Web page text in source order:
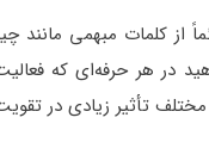
از کلمات مبهمی مانند
در هر حرفه‌ای که
تأثیر زیادی در